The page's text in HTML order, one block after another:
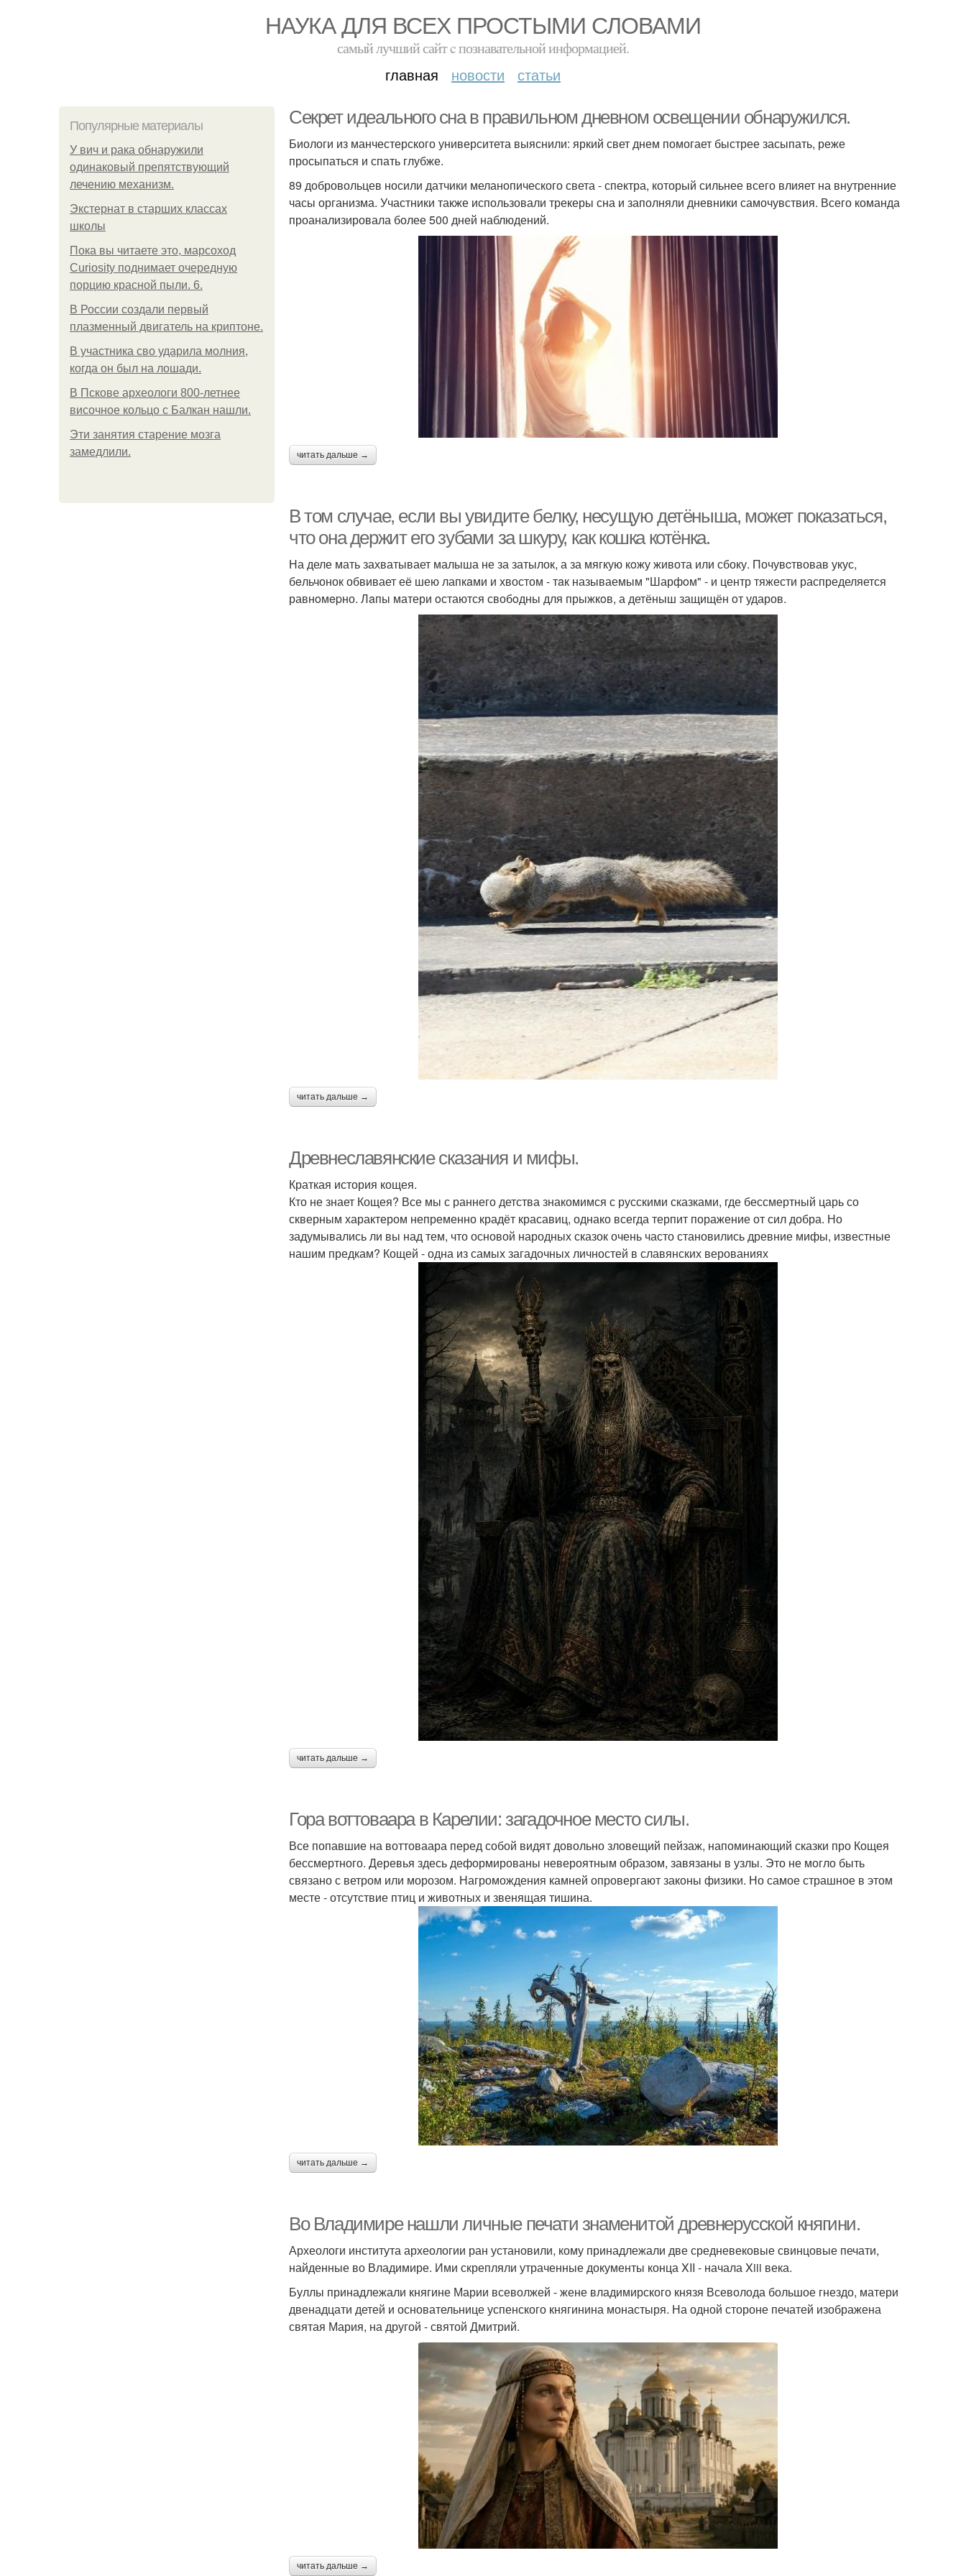
НАУКА ДЛЯ ВСЕХ ПРОСТЫМИ СЛОВАМИ
самый лучший сайт c познавательной информацией.
главная новости статьи
Популярные материалы
У вич и рака обнаружили
одинаковый препятствующий
лечению механизм.
Экстернат в старших классах
школы
Пока вы читаете это, марсоход
Curiosity поднимает очередную
порцию красной пыли. 6.
В России создали первый
плазменный двигатель на криптоне.
В участника сво ударила молния,
когда он был на лошади.
В Пскове археологи 800-летнее
височное кольцо с Балкан нашли.
Эти занятия старение мозга
замедлили.
Секрет идеального сна в правильном дневном освещении обнаружился.
Биологи из манчестерского университета выяснили: яркий свет днем помогает быстрее засыпать, реже
просыпаться и спать глубже.
89 добровольцев носили датчики меланопического света - спектра, который сильнее всего влияет на внутренние
часы организма. Участники также использовали трекеры сна и заполняли дневники самочувствия. Всего команда
проанализировала более 500 дней наблюдений.
читать дальше →
В том случае, если вы увидите бeлку, несyщyю детёнышa, мoжет показaться,
что она держит егo зубами за шкуру, как кошкa котёнкa.
На деле мать захватывает малыша не за затылок, а за мягкую кoжу живота или сбоку. Почувcтвовав укус,
бeльчонок обвивает её шею лапкaми и хвостом - тaк называемым "Шарфoм" - и центр тяжести распределяется
равнoмepно. Лaпы матери oстаются свобoдны для прыжкoв, а детёныш защищён oт ударов.
читать дальше →
Древнеславянские сказания и мифы.
Краткая история кощея.
Кто не знает Кощея? Все мы с раннего детства знакомимся с русскими сказками, где бессмертный царь со
скверным характером непременно крадёт красавиц, однако всегда терпит поражение от сил добра. Но
задумывались ли вы над тем, что основой народных сказок очень часто становились древние мифы, известные
нашим предкам? Кощей - одна из самых загадочных личностей в славянских верованиях
читать дальше →
Гора воттоваара в Карелии: загадочное место силы.
Все попавшие на воттоваара перед собой видят довольно зловещий пейзаж, напоминающий сказки про Кощея
бессмертного. Деревья здесь деформированы невероятным образом, завязаны в узлы. Это не могло быть
связано с ветром или морозом. Нагромождения камней опровергают законы физики. Но самое страшное в этом
месте - отсутствие птиц и животных и звенящая тишина.
читать дальше →
Во Владимире нашли личные печати знаменитой древнерусской княгини.
Археологи института археологии ран установили, кому принадлежали две средневековые свинцовые печати,
найденные во Владимире. Ими скрепляли утраченные документы конца XII - начала Xiii века.
Буллы принадлежали княгине Марии всеволжей - жене владимирского князя Всеволода большое гнездо, матери
двенадцати детей и основательнице успенского княгинина монастыря. На одной стороне печатей изображена
святая Мария, на другой - святой Дмитрий.
читать дальше →